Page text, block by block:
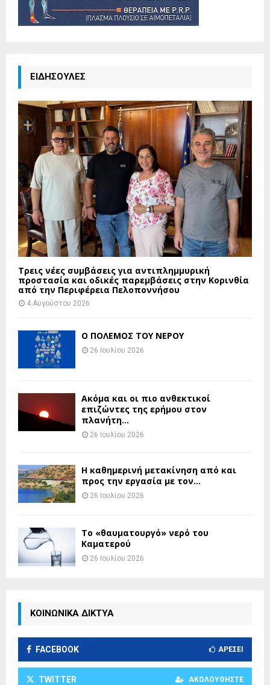
ΕΙΔΗΣΟΥΛΕΣ
Τρεις νέες συμβάσεις για αντιπλημμυρική
προστασία και οδικές παρεμβάσεις στην Κορινθία
από την Περιφέρεια Πελοποννήσου
4 Αυγούστου 2026
Ο ΠΟΛΕΜΟΣ ΤΟΥ ΝΕΡΟΥ
26 Ιουλίου 2026
Ακόμα και οι πιο ανθεκτικοί
επιζώντες της ερήμου στον
πλανήτη...
26 Ιουλίου 2026
H καθημερινή μετακίνηση από και
προς την εργασία με τον...
26 Ιουλίου 2026
Το «θαυματουργό» νερό του
Καματερού
26 Ιουλίου 2026
ΚΟΙΝΩΝΙΚΑ ΔΙΚΤΥΑ
FACEBOOK ΑΡΈΣΕΙ
TWITTER ΑΚΟΛΟΥΘΉΣΤΕ